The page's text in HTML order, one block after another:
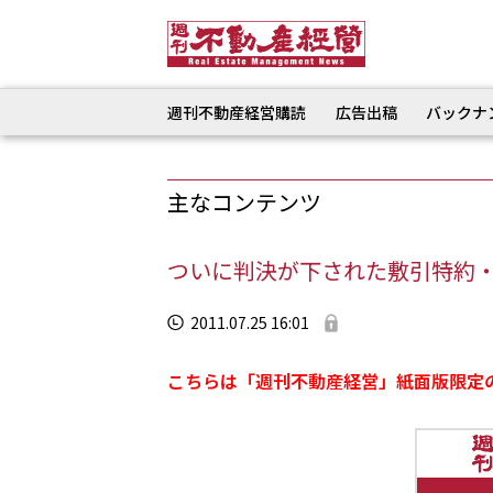
週刊不動産経営購読 広告出稿 バック
主なコンテンツ
ついに判決が下された敷引特約
2011.07.25 16:01
こちらは「週刊不動産経営」紙面版限定